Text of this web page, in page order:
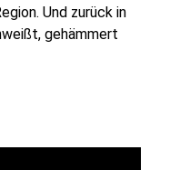
Und zurück in
gehämmert